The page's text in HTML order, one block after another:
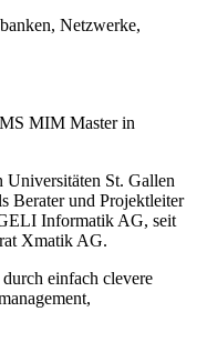
Netzwerke,
MIM Master in
Universitäten St. Gallen
Berater und Projektleiter
Informatik AG, seit
Xmatik AG.
einfach clevere